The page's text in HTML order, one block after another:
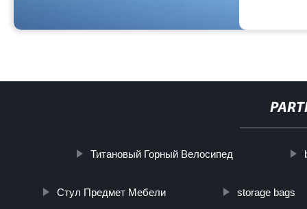
Титановый Горный Велосипед
Стул Предмет Мебели storage bags